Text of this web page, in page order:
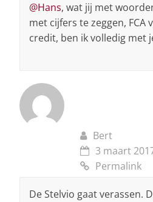
@Hans, wat jij met
met cijfers te zeggen, FCA
credit, ben ik volledig met
Bert
3 maart
Permalink
De Stelvio gaat verassen.